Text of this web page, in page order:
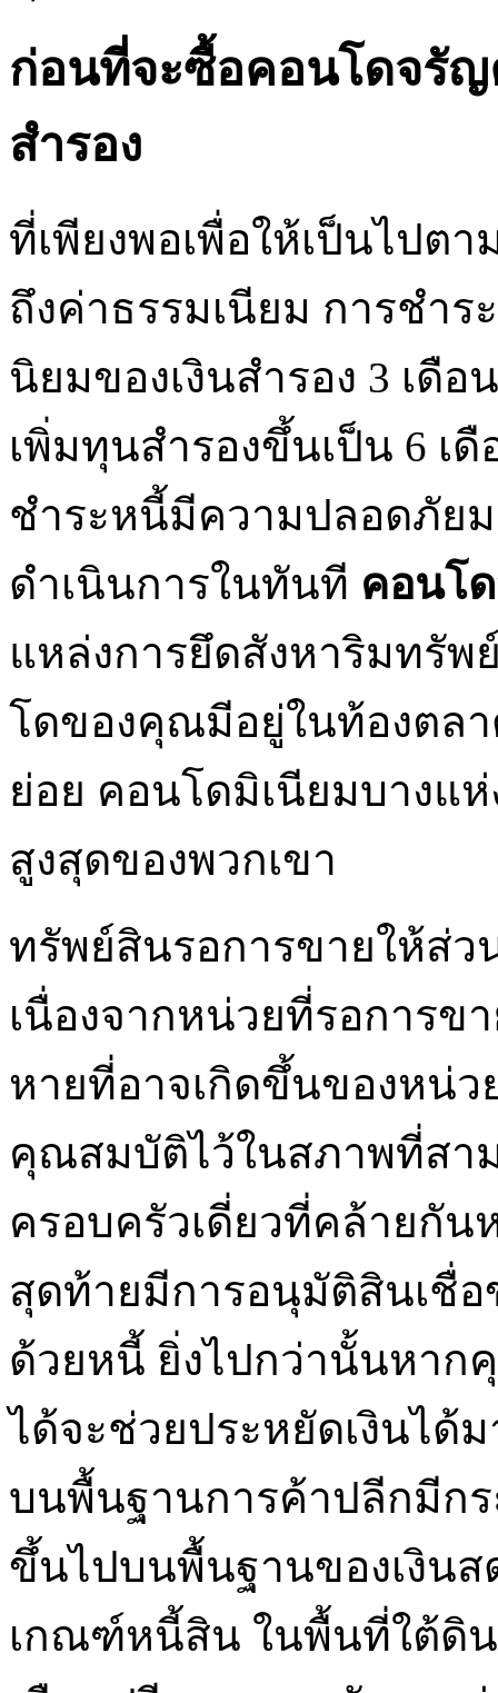
ก่อนที่จะซื้อคอนโดจรั
สำรอง
ที่เพียงพอเพื่อให้เป็นไปต
ถึงค่าธรรมเนียม การชำ
นิยมของเงินสำรอง 3 เดื
เพิ่มทุนสำรองขึ้นเป็น 6 เ
ชำระหนี้มีความปลอดภัย
ดำเนินการในทันที คอนโ
แหล่งการยึดสังหาริมทรั
โดของคุณมีอยู่ในท้องตล
ย่อย คอนโดมิเนียมบางแ
สูงสุดของพวกเขา
ทรัพย์สินรอการขายให้ส่ว
เนื่องจากหน่วยที่รอการข
หายที่อาจเกิดขึ้นของหน่ว
คุณสมบัติไว้ในสภาพที่สา
ครอบครัวเดี่ยวที่คล้ายกั
สุดท้ายมีการอนุมัติสินเชื่
ด้วยหนี้ ยิ่งไปกว่านั้นหาก
ได้จะช่วยประหยัดเงินได้
บนพื้นฐานการค้าปลีกมีกร
ขึ้นไปบนพื้นฐานของเงินส
เกณฑ์หนี้สิน ในพื้นที่ใต้ดิ